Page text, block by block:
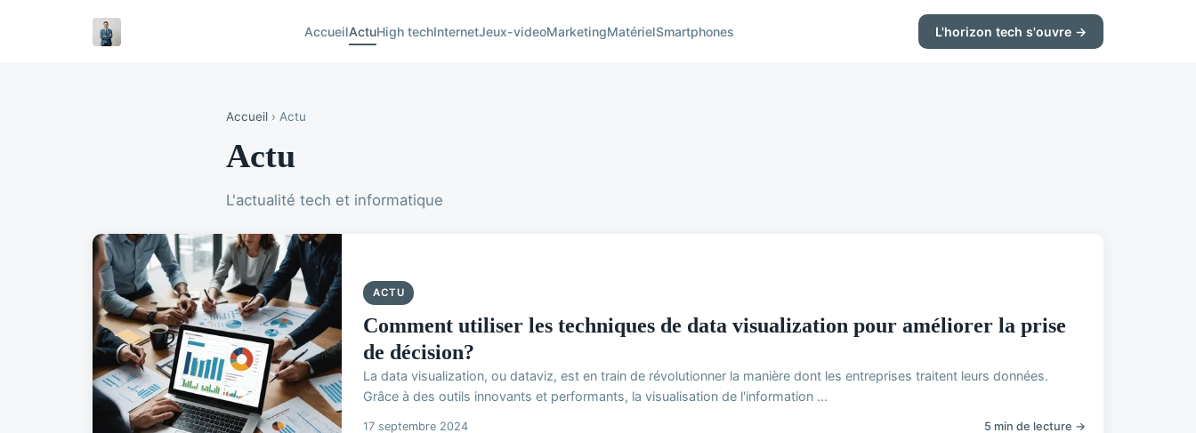
AccueilActuHigh techInternetJeux-videoMarketingMatérielSmartphones L'horizon tech s'ouvre →
Accueil › Actu
Actu
L'actualité tech et informatique
ACTU
Comment utiliser les techniques de data visualization pour améliorer la prise
de décision?
La data visualization, ou dataviz, est en train de révolutionner la manière dont les entreprises traitent leurs données.
Grâce à des outils innovants et performants, la visualisation de l'information ...
17 septembre 2024 5 min de lecture →